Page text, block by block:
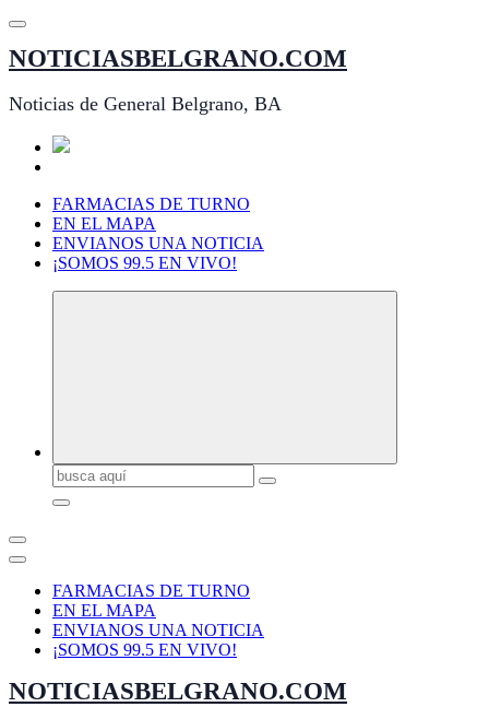
Saltar
contenido
NOTICIASBELGRANO.COM
Noticias de General Belgrano, BA
FARMACIAS DE TURNO
EN EL MAPA
ENVIANOS UNA NOTICIA
¡SOMOS 99.5 EN VIVO!
Buscar:
FARMACIAS DE TURNO
EN EL MAPA
ENVIANOS UNA NOTICIA
¡SOMOS 99.5 EN VIVO!
NOTICIASBELGRANO.COM